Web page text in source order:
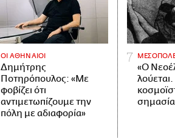
ΟΙ ΑΘΗΝΑΙΟΙ
Δημήτρης
Ποτηρόπουλος: «Με
φοβίζει ότι
αντιμετωπίζουμε την
πόλη με αδιαφορία»
«Ο